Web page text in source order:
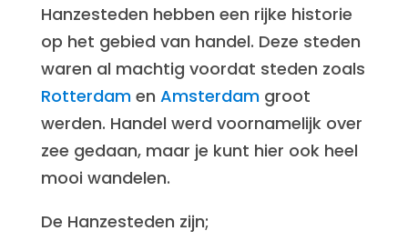
Hanzesteden hebben een rijke historie
op het gebied van handel. Deze steden
waren al machtig voordat steden zoals
Rotterdamen Amsterdamgroot
werden. Handel werd voornamelijk over
zee gedaan, maar je kunt hier ook heel
mooi wandelen.
De Hanzesteden zijn;